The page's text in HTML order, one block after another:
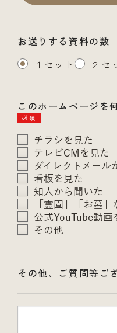
お送りする資料の数
１セット
２セ
このホームページを
必須
チラシを見た
テレビCMを見た
ダイレクトメール
看板を見た
知人から聞いた
「霊園」「お墓
公式YouTube動画
その他
その他、ご質問等ご